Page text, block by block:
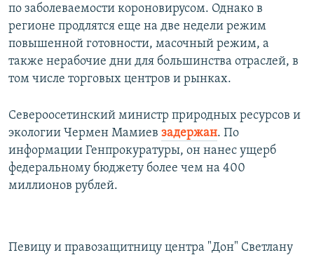
1080p
1080p
по заболеваемости короновирусом. Однако в
регионе продлятся еще на две недели режим
повышенной готовности, масочный режим, а
также нерабочие дни для большинства отраслей, в
том числе торговых центров и рынках.
Североосетинский министр природных ресурсов и
экологии Чермен Мамиев задержан. По
информации Генпрокуратуры, он нанес ущерб
федеральному бюджету более чем на 400
миллионов рублей.
Певицу и правозащитницу центра "Дон" Светлану